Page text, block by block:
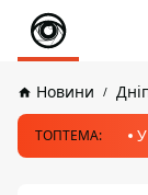
Новини
ТОПТЕМА: